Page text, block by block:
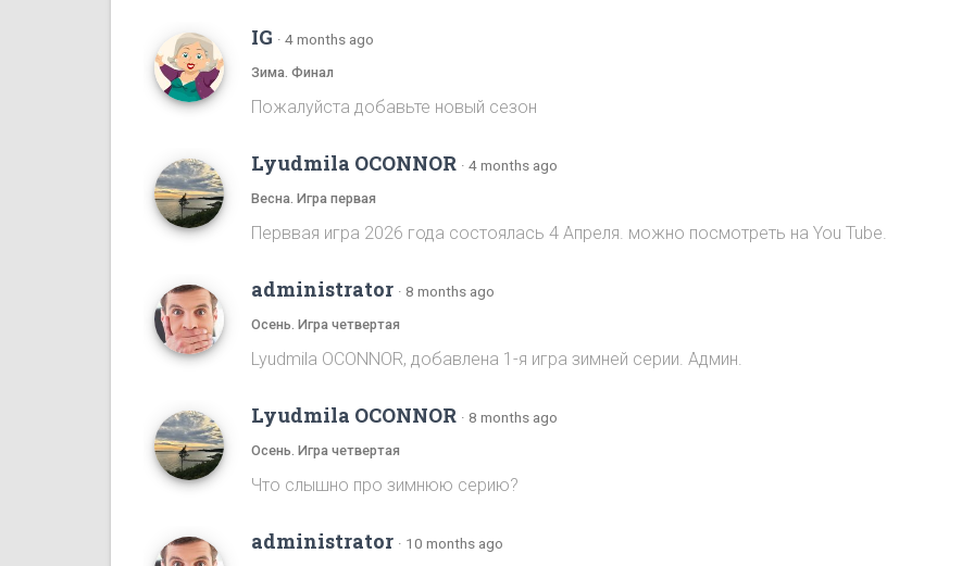
IG · 4 months ago
Зима. Финал
Пожалуйста добавьте новый сезон
Lyudmila OCONNOR · 4 months ago
Весна. Игра первая
Перввая игра 2026 года состоялась 4 Апреля. можно посмотреть на You Tube.
administrator · 8 months ago
Осень. Игра четвертая
Lyudmila OCONNOR, добавлена 1-я игра зимней серии. Админ.
Lyudmila OCONNOR · 8 months ago
Осень. Игра четвертая
Что слышно про зимнюю серию?
administrator · 10 months ago